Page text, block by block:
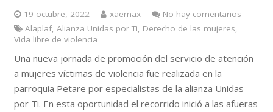
19 octubre, 2022 xaemax
No hay comentarios
Alaplaf, Alianza Unidas por Ti Derecho de las mujeres
Vida libre de violencia
Una nueva jornada de promoción del servicio de atención
a mujeres víctimas de violencia fue realizada en la
parroquia Petare por especialistas de la alianza Unidas
por Ti. En esta oportunidad el recorrido inició a las afueras